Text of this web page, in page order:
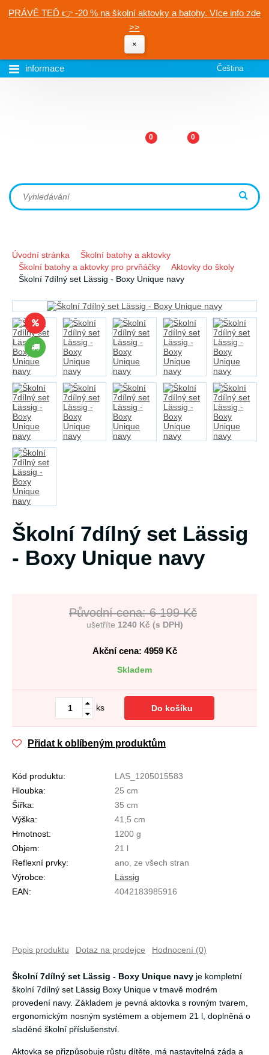
PRÁVĚ TEĎ 👉 -20 % na školní aktovky a batohy. Více info zde
>>
×
informace Čeština
0 0
Úvodní stránka
Školní batohy a aktovky
Školní batohy a aktovky pro prvňáčky
Aktovky do školy
Školní 7dílný set Lässig - Boxy Unique navy
Školní 7dílný set Lässig
- Boxy Unique navy
Původní cena: 6 199 Kč
ušetříte 1240 Kč (s DPH)
Akční cena: 4959Kč
Skladem
ks Do košíku
Přidat k oblíbeným produktům
Kód produktu:
LAS_1205015583
Hloubka:
25 cm
Šířka:
35 cm
Výška:
41,5 cm
Hmotnost:
1200 g
Objem:
21 l
Reflexní prvky:
ano, ze všech stran
Výrobce:
Lässig
EAN:
4042183985916
Popis produktu Dotaz na prodejce Hodnocení (0)
Školní 7dílný set Lässig - Boxy Unique navy je kompletní
školní 7dílný set Lässig Boxy Unique v tmavě modrém
provedení navy. Základem je pevná aktovka s rovným tvarem,
ergonomickým nosným systémem a objemem 21 l, doplněná o
sladěné školní příslušenství.
Aktovka se přizpůsobuje růstu dítěte, má nastavitelná záda a